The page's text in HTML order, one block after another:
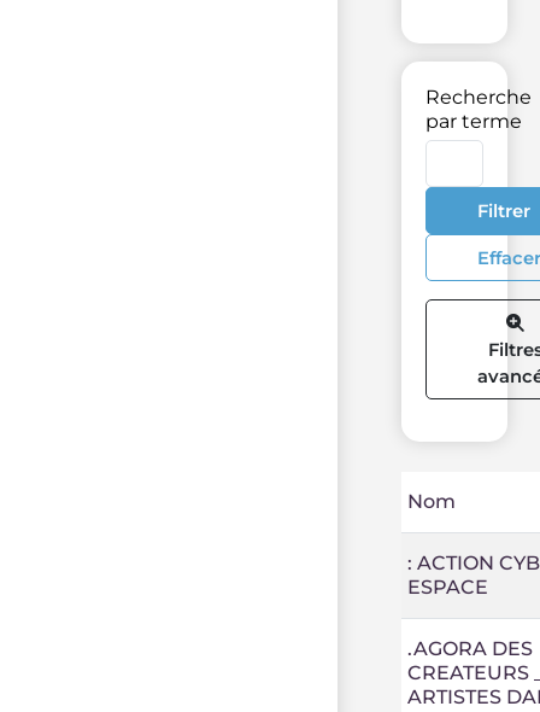
Recherche
par terme
Filtrer
Effacer
Nom
: ACTION
ESPACE
.AGORA DES
CREATEURS
ARTISTES